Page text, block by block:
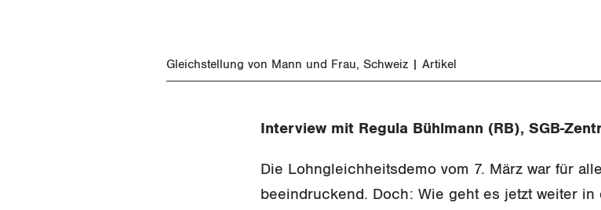
Gleichstellung von Mann und Frau Schweiz Artikel
Interview mit Regula Bühlmann (RB), SGB-
Die Lohngleichheitsdemo vom 7. März war für
beeindruckend. Doch: Wie geht es jetzt weiter in